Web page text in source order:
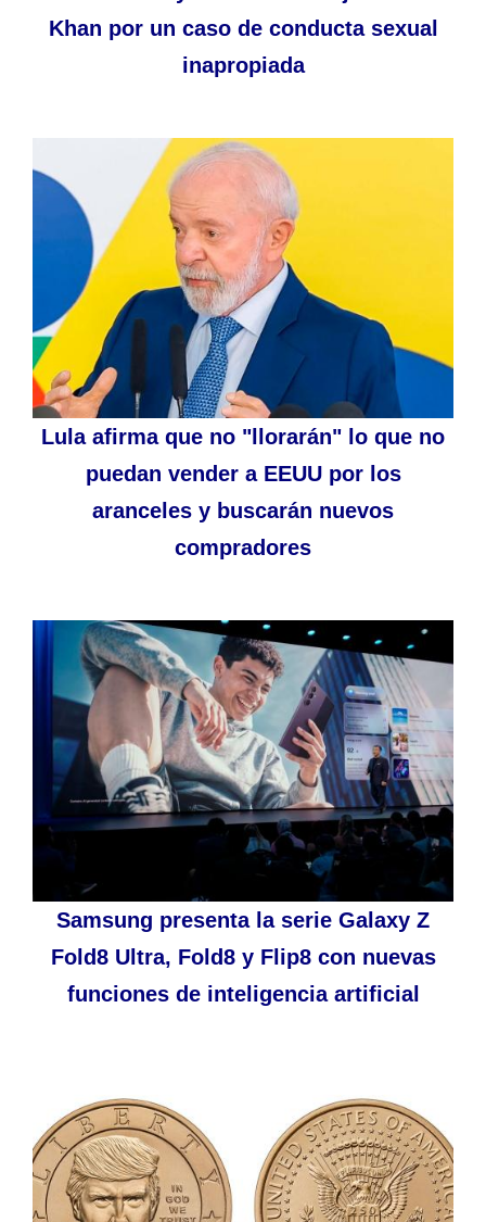
Khan por un caso de conducta sexual
inapropiada
Lula afirma que no "llorarán" lo que no
puedan vender a EEUU por los
aranceles y buscarán nuevos
compradores
Samsung presenta la serie Galaxy Z
Fold8 Ultra, Fold8 y Flip8 con nuevas
funciones de inteligencia artificial